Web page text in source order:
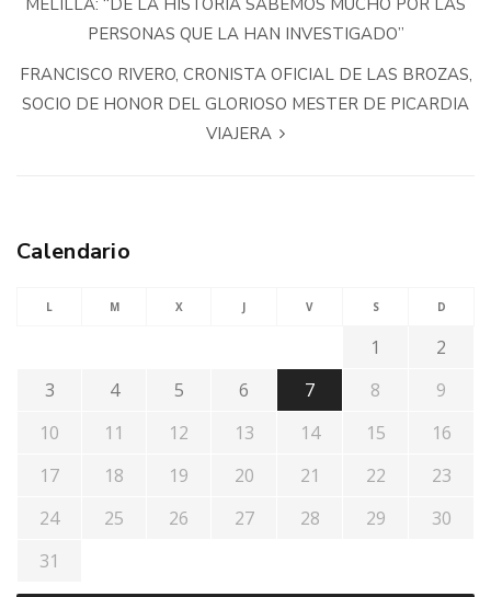
PERSONAS QUE LA HAN INVESTIGADO”
FRANCISCO RIVERO, CRONISTA OFICIAL DE LAS BROZAS,
SOCIO DE HONOR DEL GLORIOSO MESTER DE PICARDIA
VIAJERA
Calendario
L M X J V S D
1
2
3
4 5 6 7 8
9
10
11 12 13 14 15
16
17
18 19 20 21 22
23
24
25 26 27 28 29
30
31